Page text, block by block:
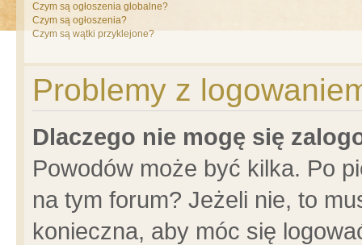
Czym są ogłoszenia globalne?
Czym są ogłoszenia?
Czym są wątki przyklejone?
Problemy z
Dlaczego nie mogę się
Powodów może być kilka. Po
na tym forum? Jeżeli nie, to
konieczna, aby móc się